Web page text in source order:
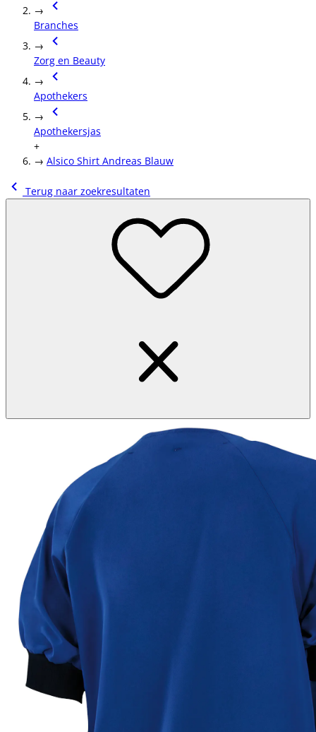
→
Branches
→
Zorg en Beauty
→
Apothekers
→
Apothekersjas
+
→ Alsico Shirt Andreas Blauw
Terug naar zoekresultaten